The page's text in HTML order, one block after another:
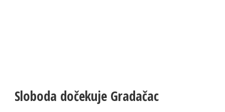
Sloboda dočekuje Gradačac